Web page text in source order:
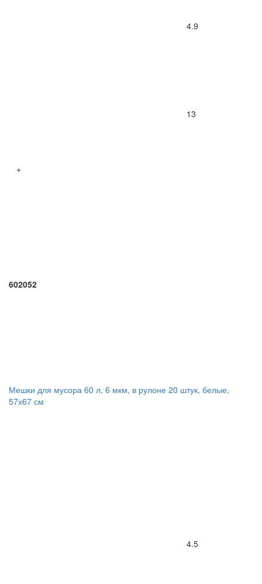
4.9
13
+
602052
Мешки для мусора 60 л, 6 мкм, в рулоне 20 штук, белые,
57х67 см
4.5